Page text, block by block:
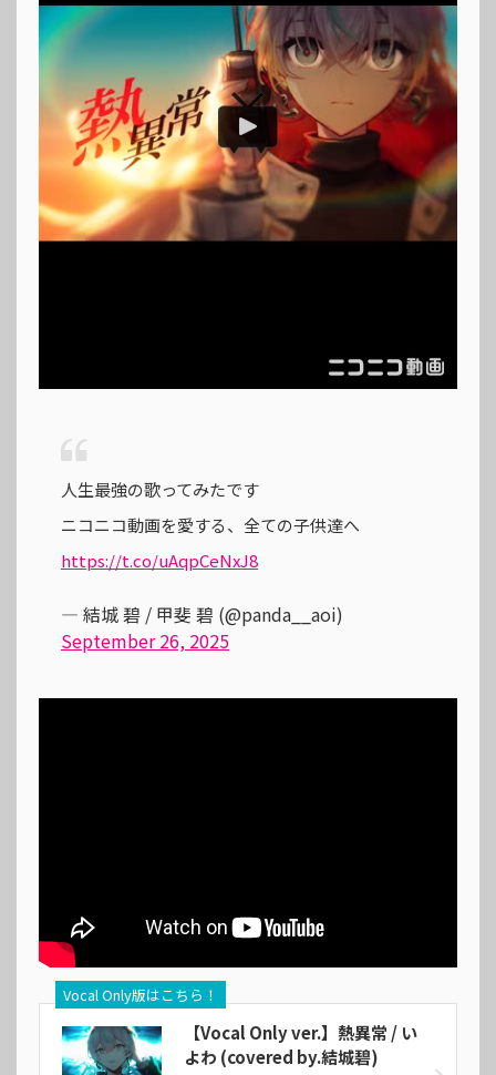
人生最強の歌ってみたです
ニコニコ動画を愛する、全ての子供達へ
https://t.co/uAqpCeNxJ8
— 結城 碧 / 甲斐 碧 (@panda__aoi)
September 26, 2025
【Vocal Only ver.】熱異常 / い
よわ (covered by.結城碧)
Vocal Only版はこちら！